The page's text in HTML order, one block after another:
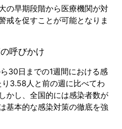
の早期段階から医療機関が対
戒を促すことが可能となりま
呼びかけ
30日までの1週間における感
3.58人と前の週に比べてわ
かし、全国的には感染者数が
基本的な感染対策の徹底を強